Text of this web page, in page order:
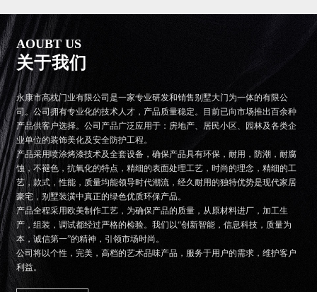
AOUBT US
关于我们
永康市高枕门业有限公司是一家专业研发和销售别墅大门为一体的有限公
司。公司拥有专业化的技术人才，产品质量稳定。目前已向市场推出百余种
产品供客户选择。公司产品广泛应用于：房地产、居民小区、园林及各类企
业单位的装饰美化及安全防护工程。
产品采用喷涂烤漆技术及全套设备，确保产品具有环保，耐用，防潮，耐腐
蚀，不褪色，抗氧化的特点，精细的表面处理工艺，时尚的理念，精细的工
艺，款式，性能，质量均能领导时代潮流，经久耐用的独特优势是现代家居
豪宅，别墅装潢中真正的绿色优质环保产品。
产品全程采用欧美制作工艺，为确保产品的质量，从原材料进厂，加工生
产，组装，调试都经过严格的检验。我们以“创新智能，信息科技，质量为
本，诚信第一”的精神，引领市场时尚。
公司将以个性，完美，高档的艺术品味产品，服务于用户的需求，维护客户
利益。